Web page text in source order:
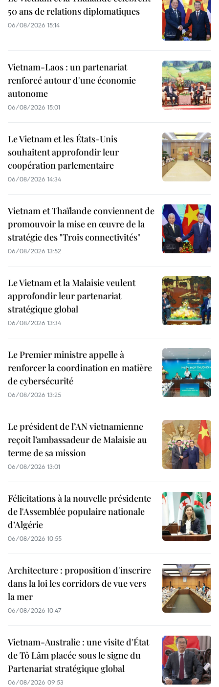
50 ans de relations diplomatiques
06/08/2026 15:14
Vietnam-Laos : un partenariat
renforcé autour d'une économie
autonome
06/08/2026 15:01
Le Vietnam et les États-Unis
souhaitent approfondir leur
coopération parlementaire
06/08/2026 14:34
Vietnam et Thaïlande conviennent de
promouvoir la mise en œuvre de la
stratégie des "Trois connectivités"
06/08/2026 13:52
Le Vietnam et la Malaisie veulent
approfondir leur partenariat
stratégique global
06/08/2026 13:34
Le Premier ministre appelle à
renforcer la coordination en matière
de cybersécurité
06/08/2026 13:25
Le président de l’AN vietnamienne
reçoit l’ambassadeur de Malaisie au
terme de sa mission
06/08/2026 13:01
Félicitations à la nouvelle présidente
de l'Assemblée populaire nationale
d’Algérie
06/08/2026 10:55
Architecture : proposition d'inscrire
dans la loi les corridors de vue vers
la mer
06/08/2026 10:47
Vietnam-Australie : une visite d'État
de Tô Lâm placée sous le signe du
Partenariat stratégique global
06/08/2026 09:53